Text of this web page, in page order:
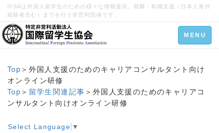
IFSAは外国人留学生のための様々な情報提供、就職・転職支援（日本人海外
経験者含む）までを行う非営利団体です。
Toggle
navigation
MENU
Top ＞外国人支援のためのキャリアコンサルタント向け
オンライン研修
Top ＞ 留学生関連記事 ＞外国人支援のためのキャリアコ
ンサルタント向けオンライン研修
Select Language ▼